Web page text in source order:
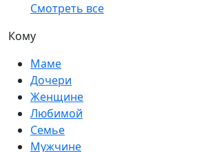
Смотреть все
Кому
Маме
Дочери
Женщине
Любимой
Семье
Мужчине